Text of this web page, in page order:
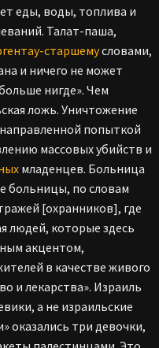
еды, воды, топлива и
Талат-паша,
старшемусловами,
и ничего не может
нигде». Чем
ложь. Уничтожение
попыткой
массовых убийств и
младенцев. Больница
больницы, по словам
[охранников], где
людей, которые здесь
акцентом,
в качестве живого
и лекарства». Израиль
а не израильские
оказались три девочки,